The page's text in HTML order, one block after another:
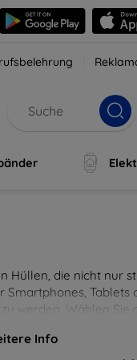
Hüllen, die nicht nur
werden. Wählen Sie
Info